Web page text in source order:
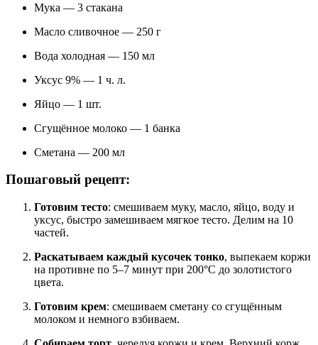
Мука — 3 стакана
Масло сливочное — 250 г
Вода холодная — 150 мл
Уксус 9% — 1 ч. л.
Яйцо — 1 шт.
Сгущённое молоко — 1 банка
Сметана — 200 мл
Пошаговый рецепт:
Готовим тесто: смешиваем муку, масло, яйцо, воду и
уксус, быстро замешиваем мягкое тесто. Делим на 10
частей.
Раскатываем каждый кусочек тонко, выпекаем коржи
на противне по 5–7 минут при 200°C до золотистого
цвета.
Готовим крем: смешиваем сметану со сгущённым
молоком и немного взбиваем.